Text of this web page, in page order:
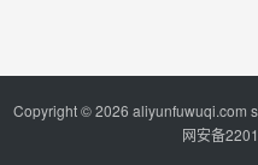
Copyright © 2026 aliyunfuwuqi.com
网安备